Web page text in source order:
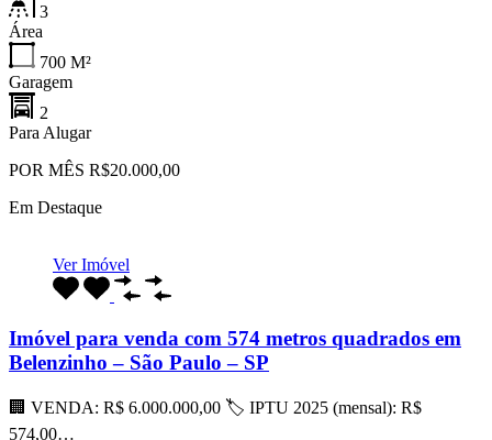
3
Área
700 M²
Garagem
2
Para Alugar
POR MÊS R$20.000,00
Em Destaque
Ver Imóvel
Imóvel para venda com 574 metros quadrados em
Belenzinho – São Paulo – SP
🏢 VENDA: R$ 6.000.000,00 🏷 IPTU 2025 (mensal): R$
574,00…